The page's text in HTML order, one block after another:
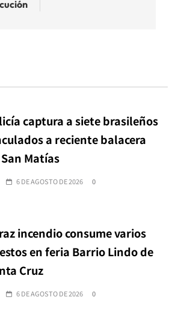
captura a siete brasileños
a reciente balacera
Matías
6 DE AGOSTO DE 2026 0
incendio consume varios
en feria Barrio Lindo de
Cruz
6 DE AGOSTO DE 2026 0